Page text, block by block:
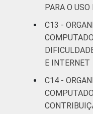
PARA O
C13 -
E INTERNET
C14 -